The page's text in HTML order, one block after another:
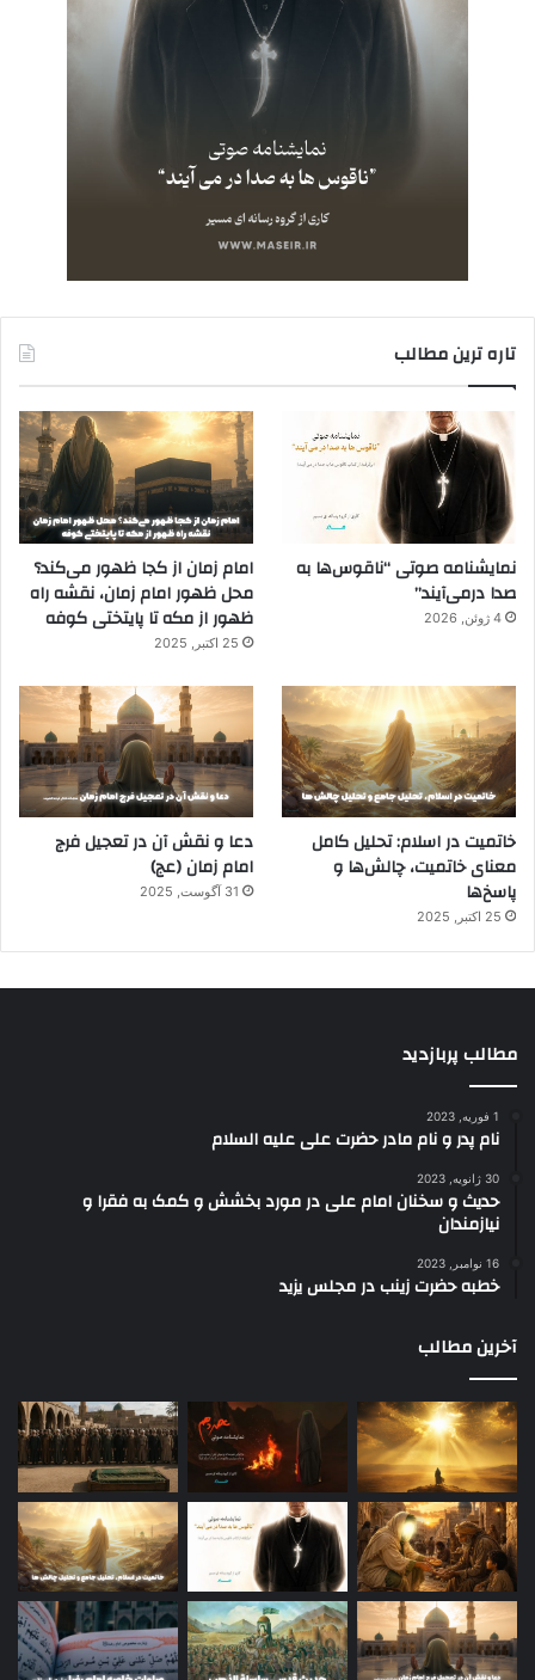
تاره ترین مطالب
نمایشنامه صوتی “ناقوس‌ها به
صدا در‌می‌آیند”
4 ژوئن, 2026
امام زمان از کجا ظهور می‌کند؟
محل ظهور امام زمان، نقشه راه
ظهور از مکه تا پایتختی کوفه
25 اکتبر, 2025
خاتمیت در اسلام: تحلیل کامل
معنای خاتمیت، چالش‌ها و
پاسخ‌ها
25 اکتبر, 2025
دعا و نقش آن در تعجیل فرج
امام زمان (عج)
31 آگوست, 2025
مطالب پربازدید
1 فوریه, 2023
نام پدر و نام مادر حضرت علی علیه السلام
30 ژانویه, 2023
حدیث و سخنان امام علی در مورد بخشش و کمک به فقرا و
نیازمندان
16 نوامبر, 2023
خطبه حضرت زینب در مجلس یزید
آخرین مطالب